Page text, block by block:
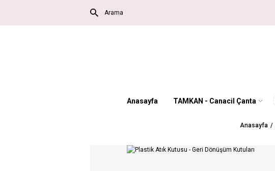
Anasayfa TAMKAN - Canacil Çanta
Anasayfa